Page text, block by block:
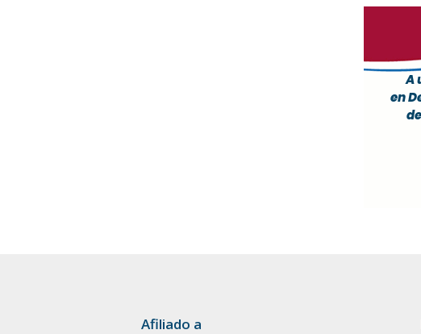
Afiliado a